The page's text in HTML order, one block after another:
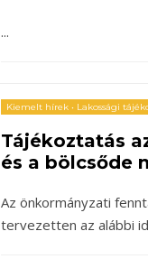
...
Kiemelt hírek • Lakossági
Tájékoztatás
és a bölcsőde
Az önkormányzati
tervezetten az alábbi